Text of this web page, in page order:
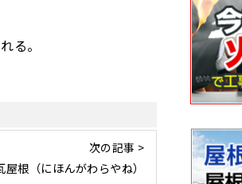
る。
次の記事 >
屋根（にほんがわらやね）